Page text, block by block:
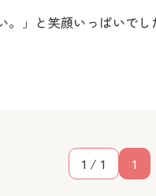
。」と笑顔いっぱいでし
1 / 1 1